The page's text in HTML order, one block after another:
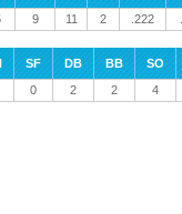
9 11 2 .222
SF DB BB
SO
0 2 2 4